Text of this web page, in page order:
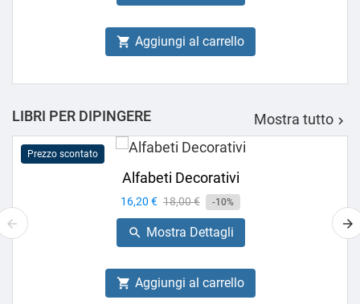
 Aggiungi al carrello
LIBRI PER DIPINGERE Mostra tutto 
Prezzo scontato
Alfabeti Decorativi
Prezzo
16,20 € Prezzo
base
18,00 € -10%
 Mostra Dettagli
 Aggiungi al carrello